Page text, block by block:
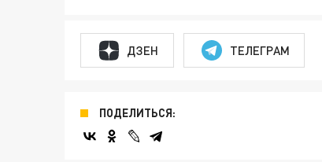
ДЗЕН ТЕЛЕГРАМ
ПОДЕЛИТЬСЯ: